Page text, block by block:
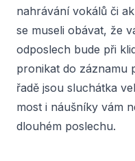
nahrávání vokálů či
se museli obávat, že
odposlech bude při
pronikat do záznamu
řadě jsou sluchátka
most i náušníky vám
dlouhém poslechu.